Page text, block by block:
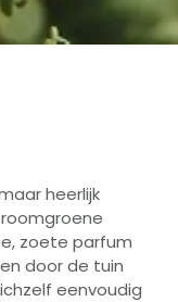
heerlijk
zoete parfum
door de tuin
eenvoudig